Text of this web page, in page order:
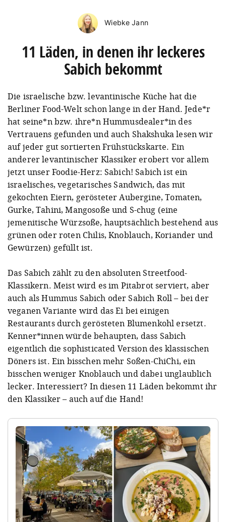
Wiebke Jann
11 Läden, in denen ihr leckeres
Sabich bekommt
Die israelische bzw. levantinische Küche hat die
Berliner Food-Welt schon lange in der Hand. Jede*r
hat seine*n bzw. ihre*n Hummusdealer*in des
Vertrauens gefunden und auch Shakshuka lesen wir
auf jeder gut sortierten Frühstückskarte. Ein
anderer levantinischer Klassiker erobert vor allem
jetzt unser Foodie-Herz: Sabich! Sabich ist ein
israelisches, vegetarisches Sandwich, das mit
gekochten Eiern, gerösteter Aubergine, Tomaten,
Gurke, Tahini, Mangosoße und S-chug (eine
jemenitische Würzsoße, hauptsächlich bestehend aus
grünen oder roten Chilis, Knoblauch, Koriander und
Gewürzen) gefüllt ist.
Das Sabich zählt zu den absoluten Streetfood-
Klassikern. Meist wird es im Pitabrot serviert, aber
auch als Hummus Sabich oder Sabich Roll – bei der
veganen Variante wird das Ei bei einigen
Restaurants durch gerösteten Blumenkohl ersetzt.
Kenner*innen würde behaupten, dass Sabich
eigentlich die sophisticated Version des klassischen
Döners ist. Ein bisschen mehr Soßen-ChiChi, ein
bisschen weniger Knoblauch und dabei unglaublich
lecker. Interessiert? In diesen 11 Läden bekommt ihr
den Klassiker – auch auf die Hand!